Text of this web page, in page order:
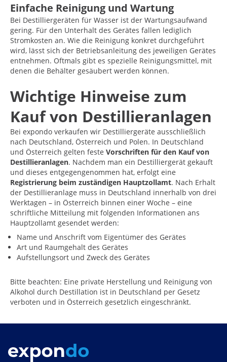
Einfache Reinigung und Wartung
Bei Destilliergeräten für Wasser ist der Wartungsaufwand
gering. Für den Unterhalt des Gerätes fallen lediglich
Stromkosten an. Wie die Reinigung konkret durchgeführt
wird, lässt sich der Betriebsanleitung des jeweiligen Gerätes
entnehmen. Oftmals gibt es spezielle Reinigungsmittel, mit
denen die Behälter gesäubert werden können.
Wichtige Hinweise zum
Kauf von Destillieranlagen
Bei expondo verkaufen wir Destilliergeräte ausschließlich
nach Deutschland, Österreich und Polen. In Deutschland
und Österreich gelten feste Vorschriften für den Kauf von
Destillieranlagen. Nachdem man ein Destilliergerät gekauft
und dieses entgegengenommen hat, erfolgt eine
Registrierung beim zuständigen Hauptzollamt. Nach Erhalt
der Destillieranlage muss in Deutschland innerhalb von drei
Werktagen – in Österreich binnen einer Woche – eine
schriftliche Mitteilung mit folgenden Informationen ans
Hauptzollamt gesendet werden:
Name und Anschrift vom Eigentümer des Gerätes
Art und Raumgehalt des Gerätes
Aufstellungsort und Zweck des Gerätes
Bitte beachten: Eine private Herstellung und Reinigung von
Alkohol durch Destillation ist in Deutschland per Gesetz
verboten und in Österreich gesetzlich eingeschränkt.